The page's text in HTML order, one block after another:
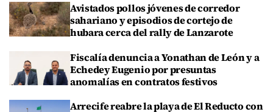
Avistados pollos jóvenes de corredor
sahariano y episodios de cortejo de
hubara cerca del rally de Lanzarote
Fiscalía denuncia a Yonathan de León y a
Echedey Eugenio por presuntas
anomalías en contratos festivos
Arrecife reabre la playa de El Reducto con